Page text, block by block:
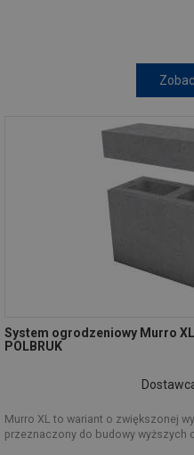
System ogrodzeniowy Murro
POLBRUK
Murro XL to wariant o zwiększonej
przeznaczony do budowy wyższych